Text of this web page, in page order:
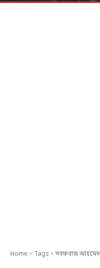
Home Tags সরফরাজ আহমেদ